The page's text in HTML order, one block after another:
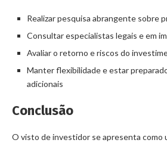
Realizar pesquisa abrangente sobre
Consultar especialistas legais e em
Avaliar o retorno e riscos do
Manter flexibilidade e estar
adicionais
Conclusão
O visto de investidor se apresenta como